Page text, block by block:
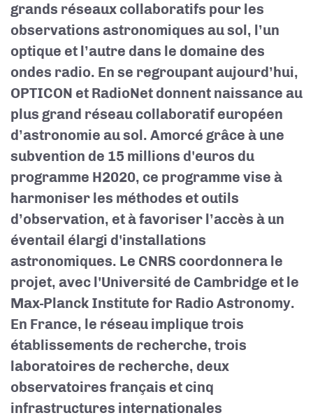
grands réseaux collaboratifs pour les
observations astronomiques au sol, l’un
optique et l’autre dans le domaine des
ondes radio. En se regroupant aujourd’hui,
OPTICON et RadioNet donnent naissance au
plus grand réseau collaboratif européen
d’astronomie au sol. Amorcé grâce à une
subvention de 15 millions d'euros du
programme H2020, ce programme vise à
harmoniser les méthodes et outils
d’observation, et à favoriser l’accès à un
éventail élargi d'installations
astronomiques. Le CNRS coordonnera le
projet, avec l'Université de Cambridge et le
Max-Planck Institute for Radio Astronomy.
En France, le réseau implique trois
établissements de recherche, trois
laboratoires de recherche, deux
observatoires français et cinq
infrastructures internationales